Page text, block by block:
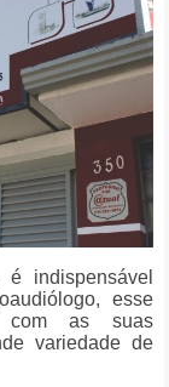
indispensável
esse
com as suas
variedade de